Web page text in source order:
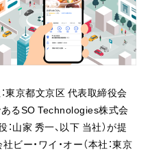
東京都文京区 代表取締役会
あるSO Technologies株式会
山家 秀一、以下 当社）が提
ビー・ワイ・オー（本社：東京